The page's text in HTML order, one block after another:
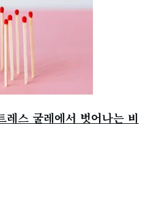
레스 굴레에서 벗어나는 비